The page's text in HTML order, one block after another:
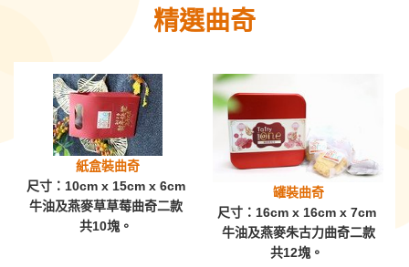
精選曲奇
紙盒裝曲奇
尺寸： 10cm x 15cm x 6cm
牛油及燕麥草草莓曲奇二款
共10塊。
罐裝曲奇
尺寸： 16cm x 16cm x 7cm
牛油及燕麥朱古力曲奇二款
共12塊。